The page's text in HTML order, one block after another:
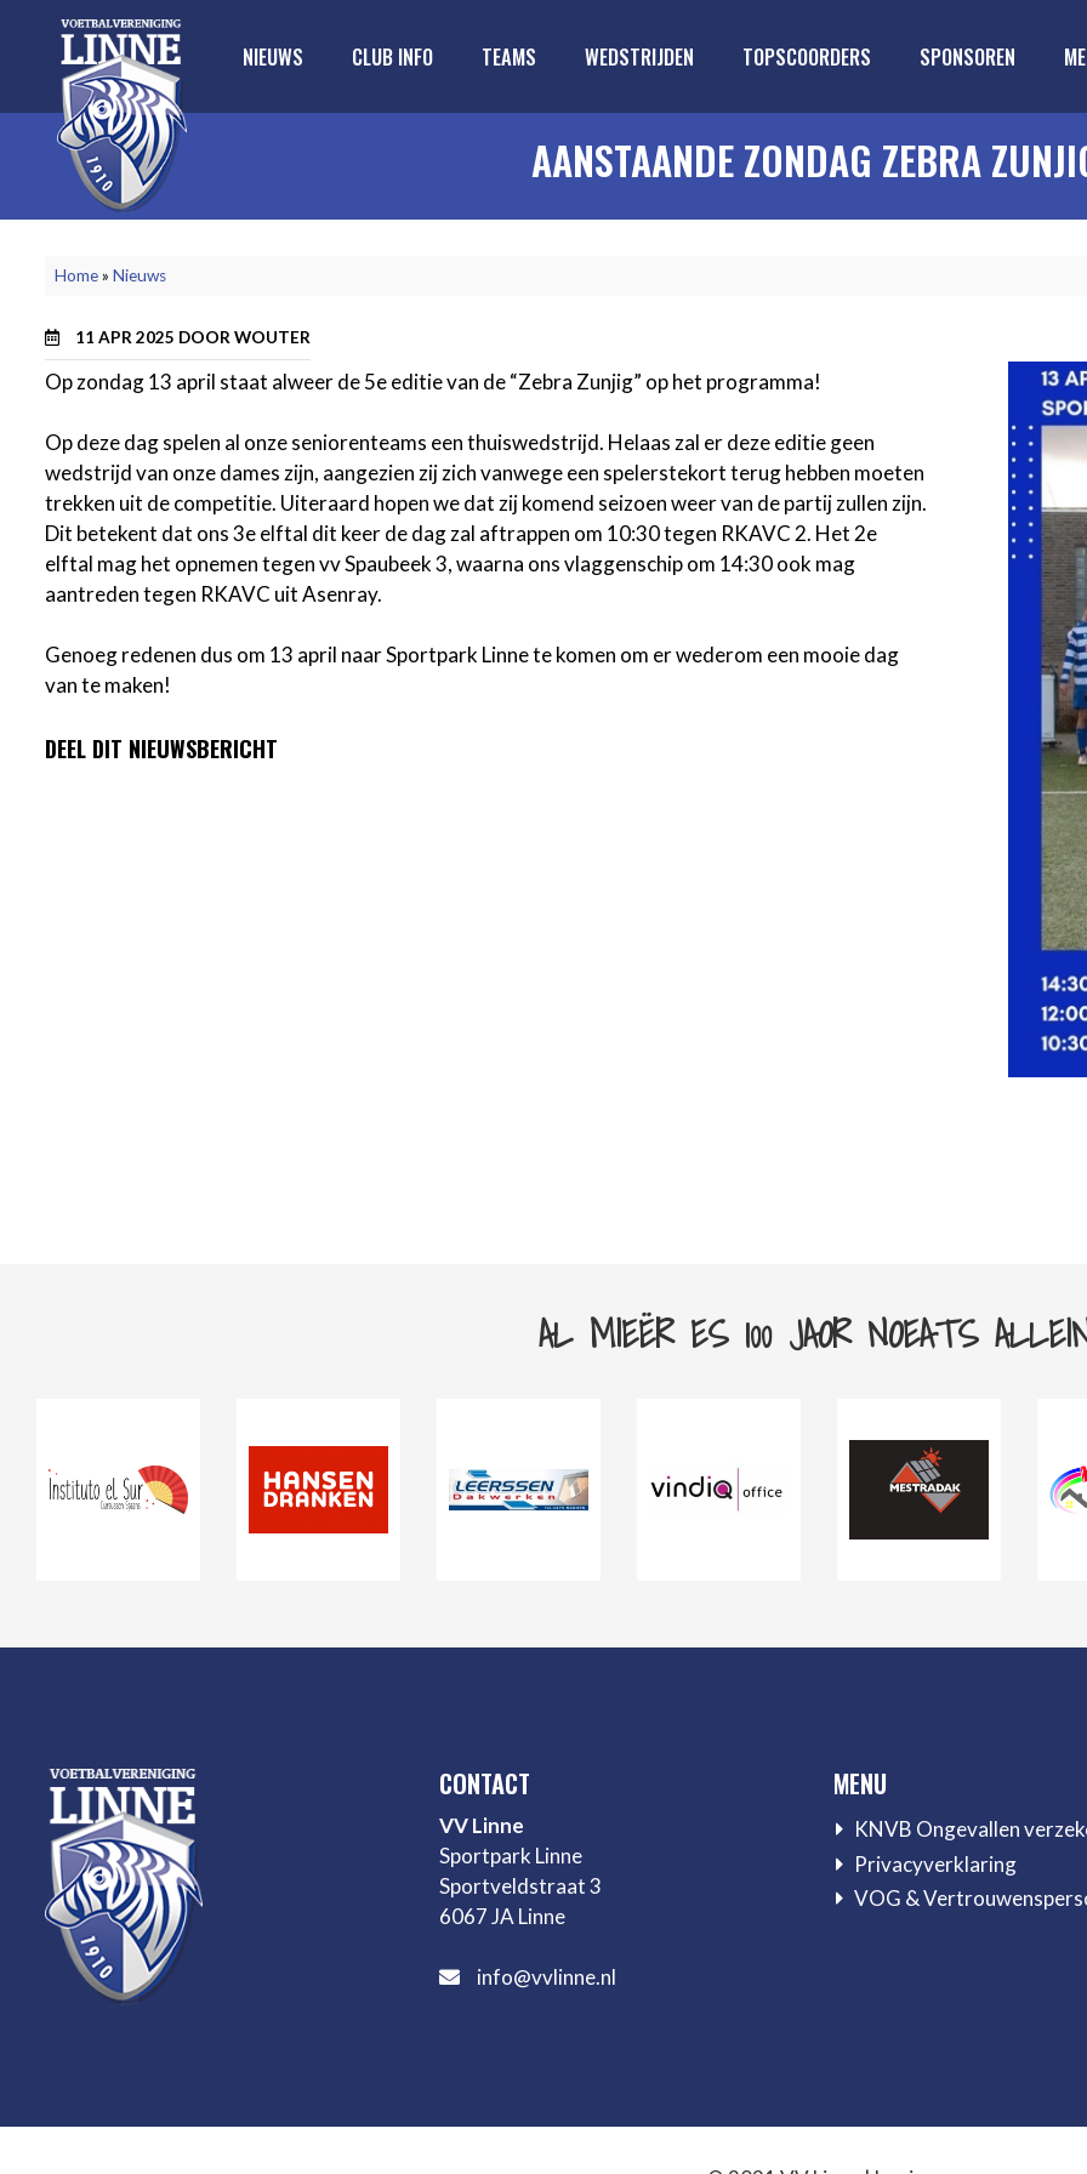
NIEUWS CLUB INFO TEAMS WEDSTRIJDEN TOPSCOORDERS SPONSOREN
AANSTAANDE ZONDAG ZEBRA
KRUIMELPAD
Home Nieuws
11 APR 2025 DOOR WOUTER
Op zondag 13 april staat alweer de 5e editie van de “Zebra Zunjig” op het programma!
Op deze dag spelen al onze seniorenteams een thuiswedstrijd. Helaas zal er deze editie geen
wedstrijd van onze dames zijn, aangezien zij zich vanwege een spelerstekort terug hebben moeten
trekken uit de competitie. Uiteraard hopen we dat zij komend seizoen weer van de partij zullen zijn.
Dit betekent dat ons 3e elftal dit keer de dag zal aftrappen om 10:30 tegen RKAVC 2. Het 2e
elftal mag het opnemen tegen vv Spaubeek 3, waarna ons vlaggenschip om 14:30 ook mag
aantreden tegen RKAVC uit Asenray.
Genoeg redenen dus om 13 april naar Sportpark Linne te komen om er wederom een mooie dag
van te maken!
DEEL DIT NIEUWSBERICHT
AL MIEËR ES 100 JAOR NOEATS
CONTACT
VV Linne
Sportpark Linne
Sportveldstraat 3
6067 JA Linne
info@vvlinne.nl
MENU
KNVB Ongevallen
Privacyverklaring
VOG &